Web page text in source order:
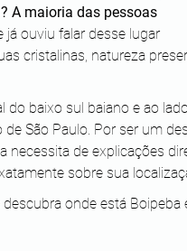
A maioria das pessoas
já ouviu falar desse lugar
cristalinas, natureza
do baixo sul baiano e ao
São Paulo. Por ser um
necessita de explicações
sobre sua
onde está Boipeba